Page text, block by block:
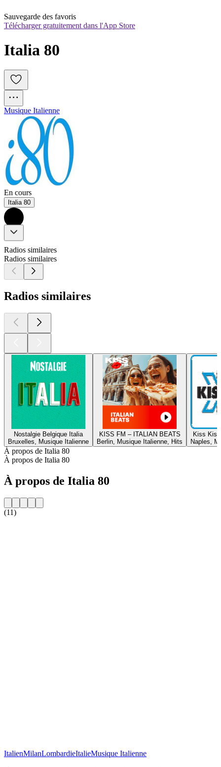
Sauvegarde des favoris
Télécharger gratuitement dans l'App Store
Italia 80
Musique Italienne
En cours
Italia 80
Radios similaires
Radios similaires
Radios similaires
Nostalgie Belgique Italia
Bruxelles, Musique Italienne
KISS FM – ITALIAN BEATS
Berlin, Musique Italienne, Hits
Kiss
Naples,
À propos de Italia 80
À propos de Italia 80
À propos de Italia 80
(11)
ItalienMilanLombardieItalieMusique Italienne